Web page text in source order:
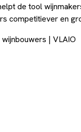
de tool
competitiever en
| VLAIO